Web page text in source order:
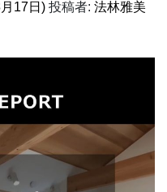
17日) 投稿者: 法林雅美